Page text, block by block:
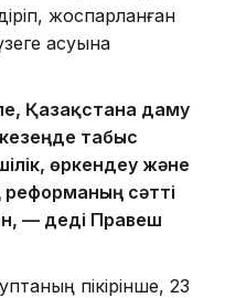
жоспарланған
асуына
Қазақстанға даму
табыс
өркендеу және
реформаның сәтті
— деді Правеш
пікірінше, 23